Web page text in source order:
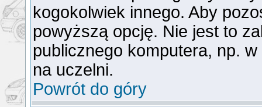
kogokolwiek innego. Aby
powyższą opcję. Nie jest to
publicznego komputera, np.
na uczelni.
Powrót do góry